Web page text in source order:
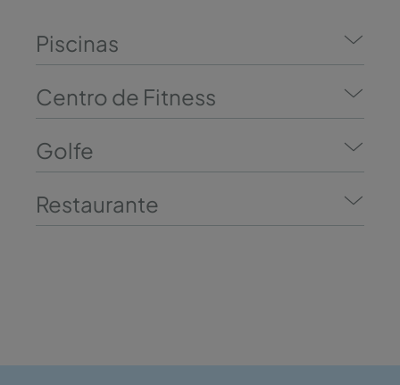
Piscinas
Centro de Fitness
Golfe
Restaurante